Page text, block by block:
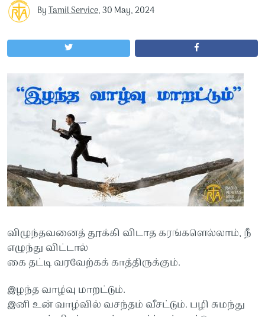
ByTamil Service,30 May, 2024
விழுந்தவனைத் தூக்கி விடாத கரங்களெல்லாம், நீ
எழுந்து விட்டால்
கை தட்டி வரவேற்கக் காத்திருக்கும்.
இழந்த வாழ்வு மாறட்டும்.
இனி உன் வாழ்வில் வசந்தம் வீசட்டும். பழி சுமந்து